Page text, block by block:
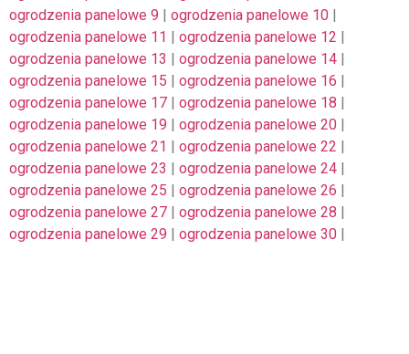
ogrodzenia panelowe 9 | ogrodzenia panelowe 10 |
ogrodzenia panelowe 11 | ogrodzenia panelowe 12 |
ogrodzenia panelowe 13 | ogrodzenia panelowe 14 |
ogrodzenia panelowe 15 | ogrodzenia panelowe 16 |
ogrodzenia panelowe 17 | ogrodzenia panelowe 18 |
ogrodzenia panelowe 19 | ogrodzenia panelowe 20 |
ogrodzenia panelowe 21 | ogrodzenia panelowe 22 |
ogrodzenia panelowe 23 | ogrodzenia panelowe 24 |
ogrodzenia panelowe 25 | ogrodzenia panelowe 26 |
ogrodzenia panelowe 27 | ogrodzenia panelowe 28 |
ogrodzenia panelowe 29 | ogrodzenia panelowe 30 |